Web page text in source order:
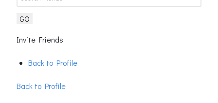
GO
Invite Friends
Back to Profile
Back to Profile